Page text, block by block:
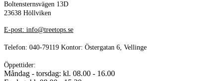
Boltensternsvägen 13D
23638 Höllviken
E-post: info@treetops.se
Telefon: 040-79119 Kontor: Östergatan 6, Vellinge
Öppettider:
Måndag - torsdag: kl. 08.00 - 16.00